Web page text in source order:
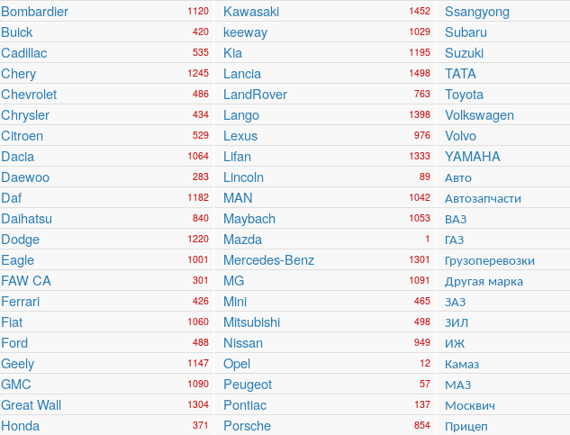
Bombardier 1120 Kawasaki 1452 Ssangyong
Buick 420 keeway 1029 Subaru
Cadillac 535 Kia 1195 Suzuki
Chery 1245 Lancia 1498 TATA
Chevrolet 486 LandRover 763 Toyota
Chrysler 434 Lango 1398 Volkswagen
Citroen 529 Lexus 976 Volvo
Dacia 1064 Lifan 1333 YAMAHA
Daewoo 283 Lincoln 89 Авто
Daf 1182 MAN 1042 Автозапчасти
Daihatsu 840 Maybach 1053 ВАЗ
Dodge 1220 Mazda 1 ГАЗ
Eagle 1001 Mercedes-Benz 1301 Грузоперевозки
FAW CA 301 MG 1091 Другая марка
Ferrari 426 Mini 465 ЗАЗ
Fiat 1060 Mitsubishi 498 ЗИЛ
Ford 488 Nissan 949 ИЖ
Geely 1147 Opel 12 Камаз
GMC 1090 Peugeot 57 МАЗ
Great Wall 1304 Pontiac 137 Москвич
Honda 371 Porsche 854 Прицеп